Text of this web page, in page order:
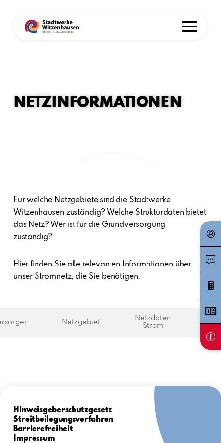
NETZINFORMATIONEN
Für welche Netzgebiete sind die Stadtwerke
Witzenhausen zuständig? Welche Strukturdaten bietet
das Netz? Wer ist für die Grundversorgung
zuständig?
Hier finden Sie alle relevanten Informationen über
unser Stromnetz, die Sie benötigen.
Netzgebiet
Netzdaten
Strom
Hinweisgeberschutzgesetz
Streitbeilegungsverfahren
Barrierefreiheit
Impressum